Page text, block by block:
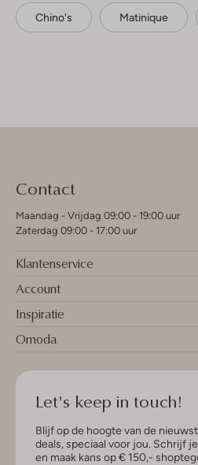
Chino's Matinique
Contact
Maandag - Vrijdag 09:00 - 19:00 uur
Zaterdag 09:00 - 17:00 uur
Klantenservice
Account
Inspiratie
Omoda
Let's keep in touch!
Blijf op de hoogte van de
deals, speciaal voor jou. Schrijf
en maak kans op € 150,-